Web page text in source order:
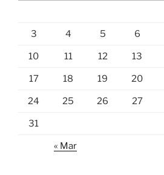
3 4 5 6
10 11 12 13
17 18 19 20
24 25 26 27
31
« Mar